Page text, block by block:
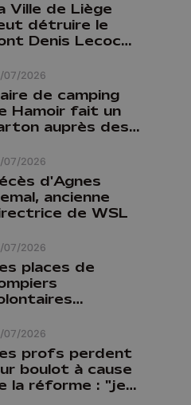
07/2026
Ville de Liège
détruire le
Denis Lecocq
pour le
07/2026
de camping
Hamoir fait un
auprès des
07/2026
d'Agnes
ancienne
de WSL
07/2026
places de
de Liège :
citoyen qui
formé ne
pas nous
profs perdent
boulot à cause
la réforme : "je